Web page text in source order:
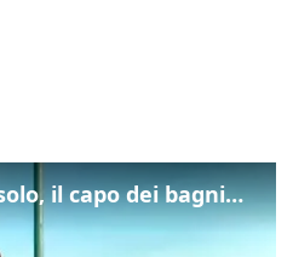
Tuffi dai pontili a Jesolo, il capo dei bagnini: "L'impegno di tutti per evitare altre tragedie"